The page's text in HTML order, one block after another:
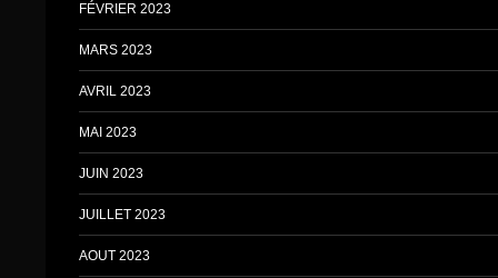
FÉVRIER 2023
MARS 2023
AVRIL 2023
MAI 2023
JUIN 2023
JUILLET 2023
AOUT 2023